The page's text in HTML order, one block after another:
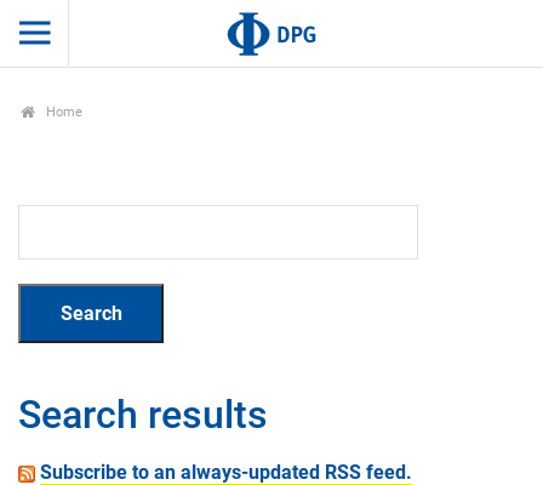
Home
Search results
Subscribe to an always-updated RSS feed.